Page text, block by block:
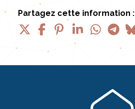
Partagez cette information :